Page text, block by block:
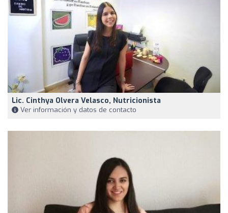
Lic. Cinthya Olvera Velasco, Nutricionista
Ver información y datos de contacto